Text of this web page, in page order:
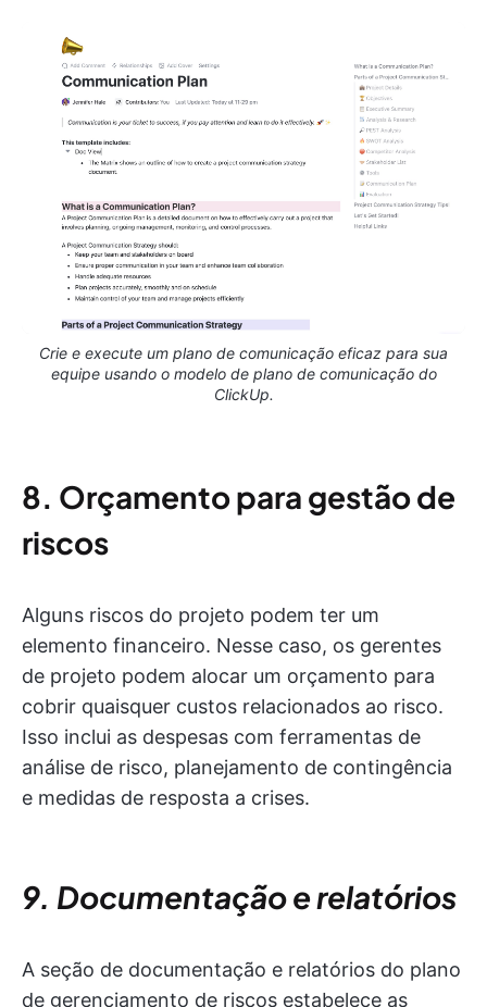
Crie e execute um plano de comunicação eficaz para sua
equipe usando o modelo de plano de comunicação do
ClickUp.
8. Orçamento para gestão de
riscos
Alguns riscos do projeto podem ter um
elemento financeiro. Nesse caso, os gerentes
de projeto podem alocar um orçamento para
cobrir quaisquer custos relacionados ao risco.
Isso inclui as despesas com ferramentas de
análise de risco, planejamento de contingência
e medidas de resposta a crises.
9. Documentação e relatórios
A seção de documentação e relatórios do plano
de gerenciamento de riscos estabelece as